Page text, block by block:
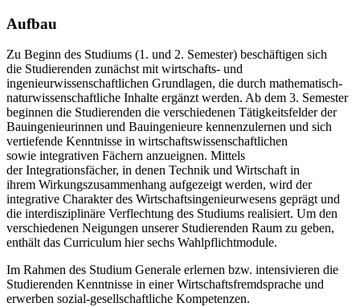
Aufbau
Zu Beginn des Studiums (1. und 2. Semester) beschäftigen sich
die Studierenden zunächst mit wirtschafts- und
ingenieurwissenschaftlichen Grundlagen, die durch mathematisch-
naturwissenschaftliche Inhalte ergänzt werden. Ab dem 3. Semester
beginnen die Studierenden die verschiedenen Tätigkeitsfelder der
Bauingenieurinnen und Bauingenieure kennenzulernen und sich
vertiefende Kenntnisse in wirtschaftswissenschaftlichen
sowie integrativen Fächern anzueignen. Mittels
der Integrationsfächer, in denen Technik und Wirtschaft in
ihrem Wirkungszusammenhang aufgezeigt werden, wird der
integrative Charakter des Wirtschaftsingenieurwesens geprägt und
die interdisziplinäre Verflechtung des Studiums realisiert. Um den
verschiedenen Neigungen unserer Studierenden Raum zu geben,
enthält das Curriculum hier sechs Wahlpflichtmodule.
Im Rahmen des Studium Generale erlernen bzw. intensivieren die
Studierenden Kenntnisse in einer Wirtschaftsfremdsprache und
erwerben sozial-gesellschaftliche Kompetenzen.